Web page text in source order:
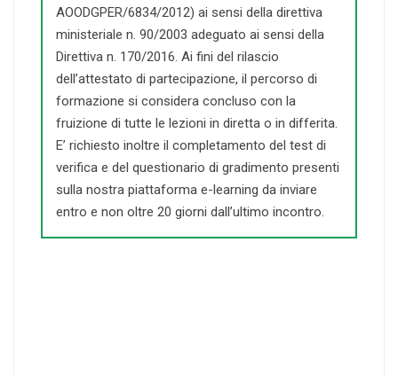
AOODGPER/6834/2012) ai sensi della direttiva
ministeriale n. 90/2003 adeguato ai sensi della
Direttiva n. 170/2016. Ai fini del rilascio
dell’attestato di partecipazione, il percorso di
formazione si considera concluso con la
fruizione di tutte le lezioni in diretta o in differita.
E’ richiesto inoltre il completamento del test di
verifica e del questionario di gradimento presenti
sulla nostra piattaforma e-learning da inviare
entro e non oltre 20 giorni dall’ultimo incontro.